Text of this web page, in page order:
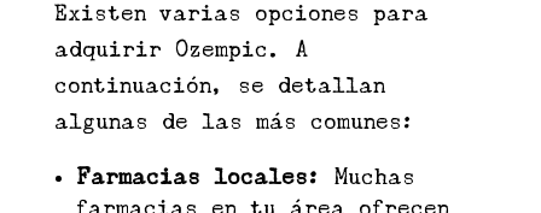
Existen varias opciones para
adquirir Ozempic. A
continuación, se detallan
algunas de las más comunes:
Farmacias locales:
Muchas
farmacias en tu área ofrecen